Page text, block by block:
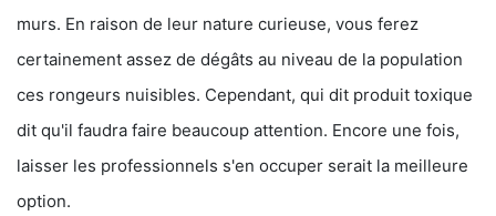
murs. En raison de leur nature curieuse, vous ferez
certainement assez de dégâts au niveau de la population
ces rongeurs nuisibles. Cependant, qui dit produit toxique
dit qu'il faudra faire beaucoup attention. Encore une fois,
laisser les professionnels s'en occuper serait la meilleure
option.